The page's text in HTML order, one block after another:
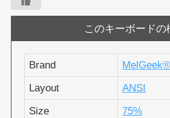
このキーボードの
Brand
MelGeek®︎
Layout
ANSI
Size
75%